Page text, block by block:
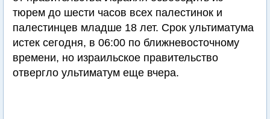
тюрем до шести часов всех палестинок и
палестинцев младше 18 лет. Срок ультиматума
истек сегодня, в 06:00 по ближневосточному
времени, но израильское правительство
отвергло ультиматум еще вчера.